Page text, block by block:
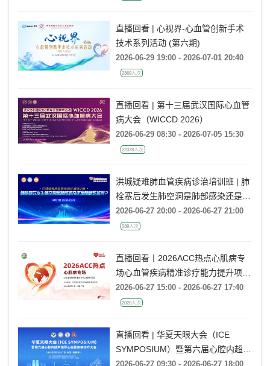
直播回看 | 心视界-心血管创新手术
技术系列活动 (第六期)
2026-06-29 19:00 - 2026-07-01 20:40
2369人次
直播回看 | 第十三届武汉国际心血管
病大会（WICCD 2026）
2026-06-29 08:30 - 2026-07-05 15:30
22378人次
洪城疑难肺血管疾病诊治培训班 | 肺
栓塞后发生肺空洞是肺部感染还是肺
梗死鉴别？
2026-06-27 20:00 - 2026-06-27 21:00
539人次
直播回看丨2026ACC热点心肌病专
场心血管疾病精准诊疗能力提升项目
广州场
2026-06-27 15:00 - 2026-06-27 17:40
2020人次
直播回看 | 华夏天眼大会（ICE
SYMPOSIUM）暨第六届心腔内超声
指导心血管疾病诊疗大会
2026-06-27 09:30 - 2026-06-27 18:00